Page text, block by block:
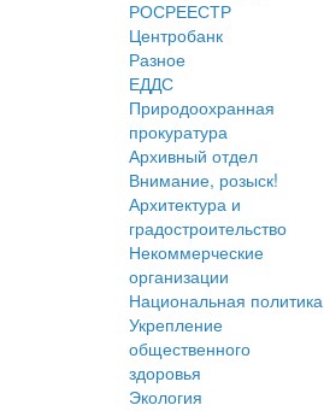
РОСРЕЕСТР
Центробанк
Разное
ЕДДС
Природоохранная
прокуратура
Архивный отдел
Внимание, розыск!
Архитектура и
градостроительство
Некоммерческие
организации
Национальная политика
Укрепление
общественного
здоровья
Экология